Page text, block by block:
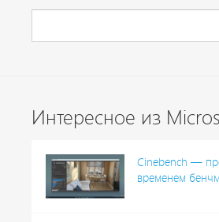
Интересное из
Cinebench —
временем